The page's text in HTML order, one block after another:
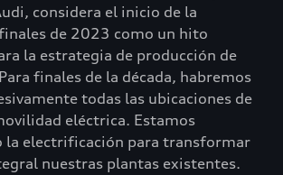
considera el inicio de la
de 2023 como un hito
la estrategia de producción de
finales de la década, habremos
todas las ubicaciones de
eléctrica. Estamos
la electrificación para transformar
nuestras plantas existentes.